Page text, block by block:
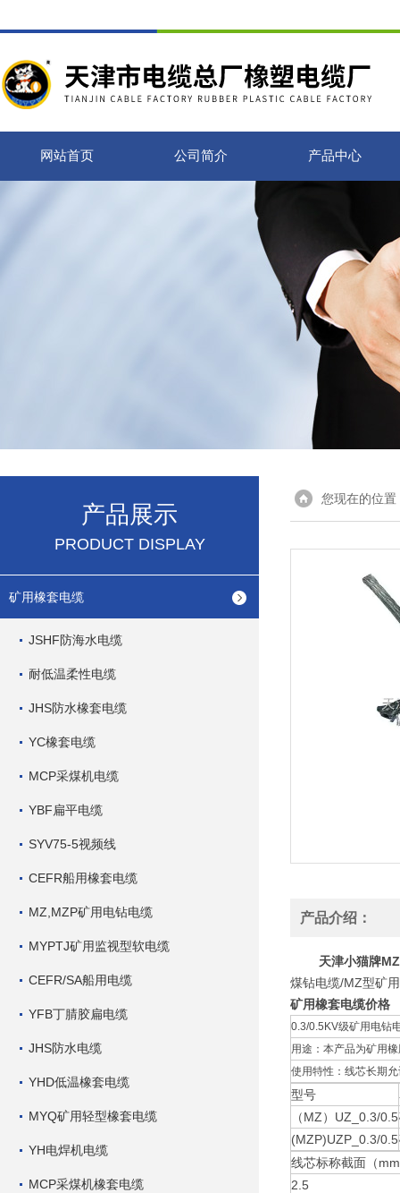
网站首页 公司简介 产品中心
产品展示
PRODUCT DISPLAY
矿用橡套电缆
JSHF防海水电缆
耐低温柔性电缆
JHS防水橡套电缆
YC橡套电缆
MCP采煤机电缆
YBF扁平电缆
SYV75-5视频线
CEFR船用橡套电缆
MZ,MZP矿用电钻电缆
MYPTJ矿用监视型软电缆
CEFR/SA船用电缆
YFB丁腈胶扁电缆
JHS防水电缆
YHD低温橡套电缆
MYQ矿用轻型橡套电缆
YH电焊机电缆
MCP采煤机橡套电缆
您现在的位置
产品介绍：
天津小猫牌
煤钻电缆/MZ型矿
矿用橡套电缆价格
0.3/0.5KV级矿用电钻
用途：本产品为矿用
使用特性：线芯长期
型号
（MZ）UZ_0.3/0.5
(MZP)UZP_0.3/0.5
线芯标称截面（
2.5